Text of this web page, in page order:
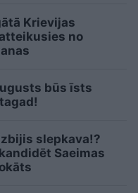
Krievijas
no
būs īsts
slepkava!?
Saeimas